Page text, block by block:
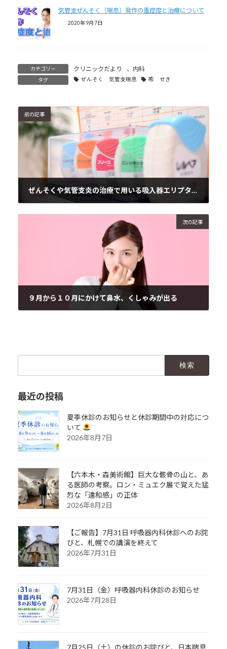
気管支ぜんそく（喘息）発作の重症度と治療について
2020年9月7日
カテゴリー クリニックだより 、 内科
タグ ぜんそく 気管支喘息 咳 せき
前の記事
ぜんそくや気管支炎の治療で用いる吸入器エリプタの種類について
次の記事
９月から１０月にかけて鼻水、くしゃみが出る
最近の投稿
夏季休診のお知らせと休診期間中の対応につ
いて
2026年8月7日
【六本木・森美術館】巨大な骸骨の山と、あ
る医師の考察。ロン・ミュエク展で覚えた猛
烈な「違和感」の正体
2026年8月2日
【ご報告】7月31日 呼吸器内科休診へのお詫
びと、札幌での講演を終えて
2026年7月31日
7月31日（金）呼吸器内科休診のお知らせ
2026年7月28日
7月25日（土）の休診のお詫びと、日本喘息